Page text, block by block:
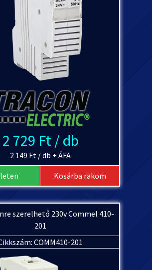
2 729 Ft / db
2 149 Ft / db + ÁFA
Kosárba rakom
szerelhető 230v Commel 410-
201
COMM410-201